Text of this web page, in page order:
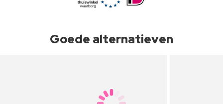
Goede alternatieven